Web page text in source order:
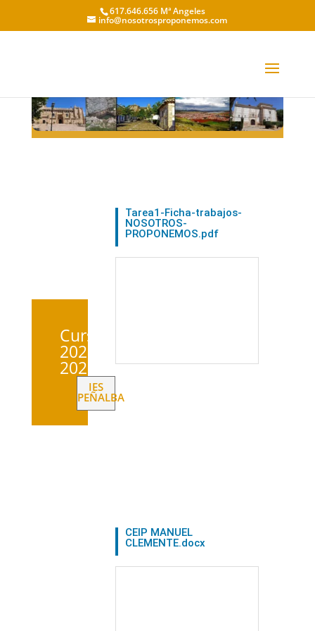
617.646.656 Mª Angeles
info@nosotrosproponemos.com
Curso
2025-
2026
IES
PEÑALBA
Tarea1-Ficha-trabajos-
NOSOTROS-
PROPONEMOS.pdf
CEIP MANUEL
CLEMENTE.docx